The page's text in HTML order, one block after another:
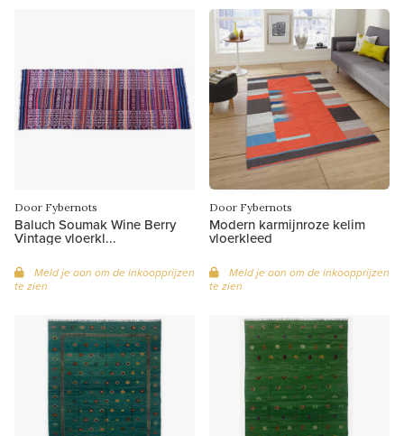
Door Fybernots
Baluch Soumak Wine Berry
Vintage vloerkl...
Meld je aan om de inkoopprijzen
te zien
Door Fybernots
Modern karmijnroze kelim
vloerkleed
Meld je aan om de inkoopprijzen
te zien